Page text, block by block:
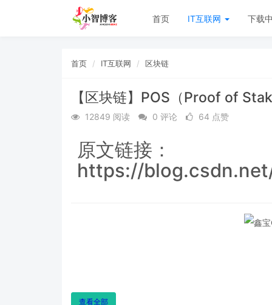
首页 IT互联网 下载
首页 IT互联网 区块链
【区块链】POS（Proof of
12849 阅读 0 评论 64 点赞
原文链接：
https://
查看全部